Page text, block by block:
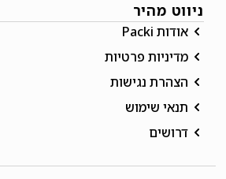
ניווט מהיר
אודות Packi
מדיניות פרטיות
הצהרת נגישות
תנאי שימוש
דרושים